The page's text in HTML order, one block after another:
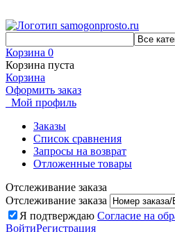
Корзина 0
Корзина пуста
Корзина
Оформить заказ
Мой профиль
Заказы
Список сравнения
Запросы на возврат
Отложенные товары
Отслеживание заказа
Отслеживание заказа
Я подтверждаю Согласие на
ВойтиРегистрация